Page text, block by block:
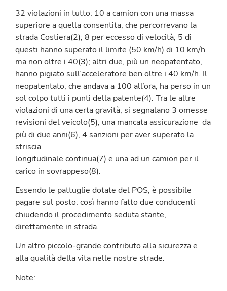
32 violazioni in tutto: 10 a camion con una massa
superiore a quella consentita, che percorrevano la
strada Costiera(2); 8 per eccesso di velocità; 5 di
questi hanno superato il limite (50 km/h) di 10 km/h
ma non oltre i 40(3); altri due, più un neopatentato,
hanno pigiato sull’acceleratore ben oltre i 40 km/h. Il
neopatentato, che andava a 100 all’ora, ha perso in un
sol colpo tutti i punti della patente(4). Tra le altre
violazioni di una certa gravità, si segnalano 3 omesse
revisioni del veicolo(5), una mancata assicurazione da
più di due anni(6), 4 sanzioni per aver superato la
striscia
longitudinale continua(7) e una ad un camion per il
carico in sovrappeso(8).
Essendo le pattuglie dotate del POS, è possibile
pagare sul posto: così hanno fatto due conducenti
chiudendo il procedimento seduta stante,
direttamente in strada.
Un altro piccolo-grande contributo alla sicurezza e
alla qualità della vita nelle nostre strade.
Note: